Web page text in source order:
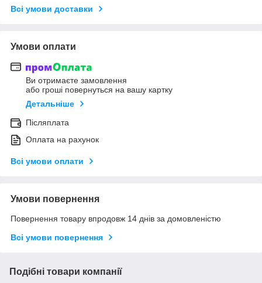
Всі умови доставки
Умови оплати
Ви отримаєте замовлення
або гроші повернуться на вашу картку
Детальніше
Післяплата
Оплата на рахунок
Всі умови оплати
Умови повернення
Повернення товару впродовж 14 днів за домовленістю
Всі умови повернення
Подібні товари компанії